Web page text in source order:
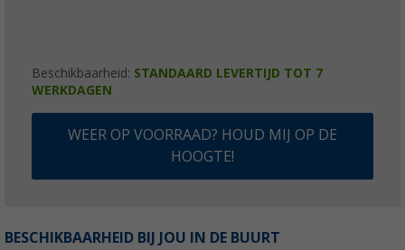
Beschikbaarheid: STANDAARD LEVERTIJD TOT 7
WERKDAGEN
WEER OP VOORRAAD? HOUD MIJ OP DE
HOOGTE!
BESCHIKBAARHEID BIJ JOU IN DE BUURT